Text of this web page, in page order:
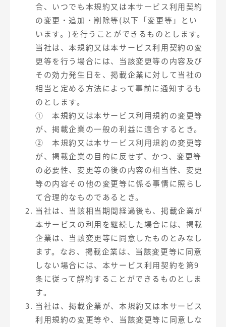
合、いつでも本規約又は本サービス利用契約
の変更・追加・削除等(以下「変更等」とい
います。)を行うことができるものとします。
当社は、本規約又は本サービス利用契約の変
更等を行う場合には、当該変更等の内容及び
その効力発生日を、掲載企業に対して当社の
相当と定める方法によって事前に通知するも
のとします。
① 本規約又は本サービス利用規約の変更等
が、掲載企業の一般の利益に適合するとき。
② 本規約又は本サービス利用規約の変更等
が、掲載企業の目的に反せず、かつ、変更等
の必要性、変更等の後の内容の相当性、変更
等の内容その他の変更等に係る事情に照らし
て合理的なものであるとき。
当社は、当該相当期間経過後も、掲載企業が
本サービスの利用を継続した場合には、掲載
企業は、当該変更等に同意したものとみなし
ます。なお、掲載企業は、当該変更等に同意
しない場合には、本サービス利用契約を第9
条に従って解約することができるものとしま
す。
当社は、掲載企業が、本規約又は本サービス
利用規約の変更等や、当該変更等に同意しな